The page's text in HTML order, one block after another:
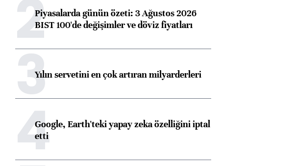
2Piyasalarda günün özeti: 3 Ağustos 2026
BIST 100'de değişimler ve döviz fiyatları
3Yılın servetini en çok artıran milyarderleri
4Google, Earth'teki yapay zeka özelliğini iptal
etti